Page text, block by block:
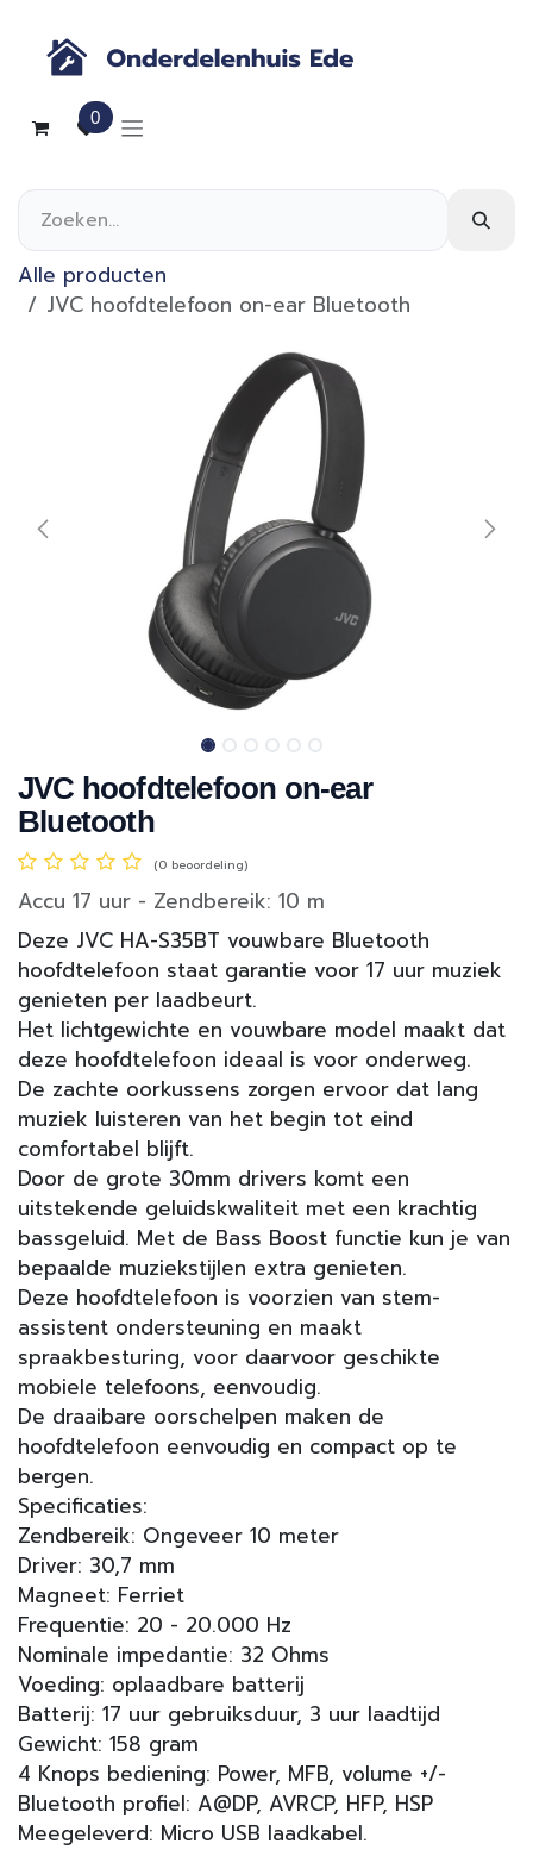
0
Alle producten
JVC hoofdtelefoon on-ear Bluetooth
JVC hoofdtelefoon on-ear
Bluetooth
(0 beoordeling)
Accu 17 uur - Zendbereik: 10 m
Deze JVC HA-S35BT vouwbare Bluetooth
hoofdtelefoon staat garantie voor 17 uur muziek
genieten per laadbeurt.
Het lichtgewichte en vouwbare model maakt dat
deze hoofdtelefoon ideaal is voor onderweg.
De zachte oorkussens zorgen ervoor dat lang
muziek luisteren van het begin tot eind
comfortabel blijft.
Door de grote 30mm drivers komt een
uitstekende geluidskwaliteit met een krachtig
bassgeluid. Met de Bass Boost functie kun je van
bepaalde muziekstijlen extra genieten.
Deze hoofdtelefoon is voorzien van stem-
assistent ondersteuning en maakt
spraakbesturing, voor daarvoor geschikte
mobiele telefoons, eenvoudig.
De draaibare oorschelpen maken de
hoofdtelefoon eenvoudig en compact op te
bergen.
Specificaties:
Zendbereik: Ongeveer 10 meter
Driver: 30,7 mm
Magneet: Ferriet
Frequentie: 20 - 20.000 Hz
Nominale impedantie: 32 Ohms
Voeding: oplaadbare batterij
Batterij: 17 uur gebruiksduur, 3 uur laadtijd
Gewicht: 158 gram
4 Knops bediening: Power, MFB, volume +/-
Bluetooth profiel: A@DP, AVRCP, HFP, HSP
Meegeleverd: Micro USB laadkabel.